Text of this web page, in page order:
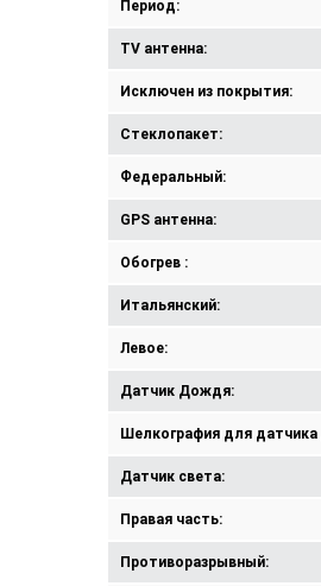
Период:
TV антенна:
Исключен из покрытия:
Стеклопакет:
Федеральный:
GPS антенна:
Обогрев :
Итальянский:
Левое:
Датчик Дождя:
Шелкография для
Датчик света:
Правая часть:
Противоразрывный: